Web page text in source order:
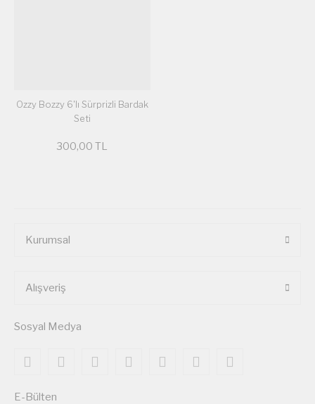
Ozzy Bozzy 6'lı Sürprizli Bardak
Seti
300,00 TL
Kurumsal
Alışveriş
Sosyal Medya
E-Bülten